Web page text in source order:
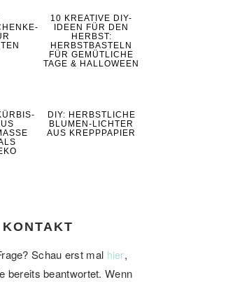
10 KREATIVE DIY-
IDEEN FÜR DEN
HERBST:
HERBSTBASTELN
FÜR GEMÜTLICHE
TAGE & HALLOWEEN
DIY: HERBSTLICHE
BLUMEN-LICHTER
AUS KREPPPAPIER
KONTAKT
Schau erst mal hier,
bereits beantwortet. Wenn